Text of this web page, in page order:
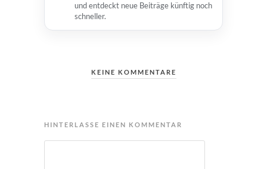
und entdeckt neue Beiträge künftig noch
schneller.
KEINE KOMMENTARE
HINTERLASSE EINEN KOMMENTAR